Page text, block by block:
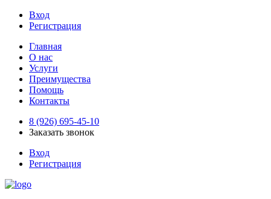
Вход
Регистрация
Главная
О нас
Услуги
Преимущества
Помощь
Контакты
8 (926) 695-45-10
Заказать звонок
Вход
Регистрация